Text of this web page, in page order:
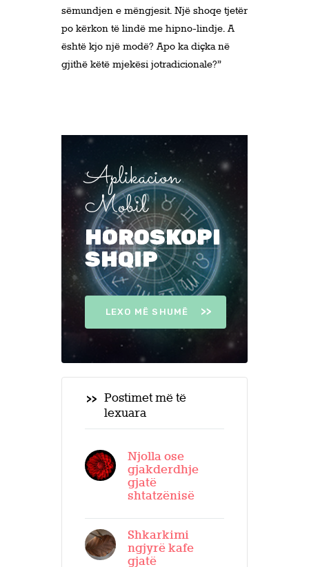
sëmundjen e mëngjesit. Një shoqe tjetër
po kërkon të lindë me hipno-lindje. A
është kjo një modë? Apo ka diçka në
gjithë këtë mjekësi jotradicionale?”
Aplikacion
Mobil
HOROSKOPI
SHQIP
LEXO MË SHUMË
Postimet më të
lexuara
Njolla ose
gjakderdhje
gjatë
shtatzënisë
Shkarkimi
ngjyrë kafe
gjatë